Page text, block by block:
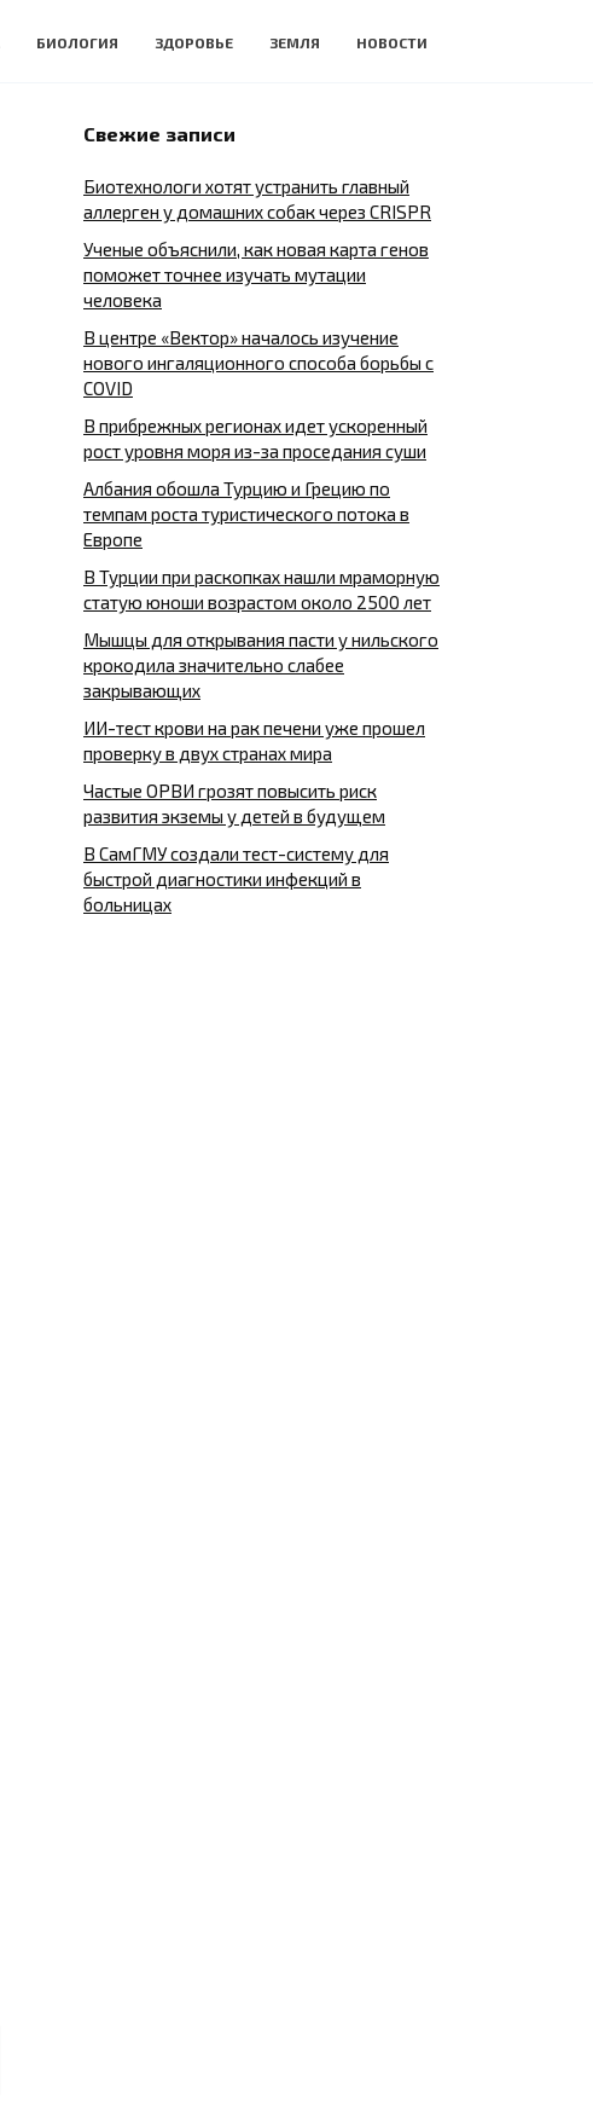
БИОЛОГИЯ ЗДОРОВЬЕ ЗЕМЛЯ НОВОСТИ
Свежие записи
Биотехнологи хотят устранить главный
аллерген у домашних собак через CRISPR
Ученые объяснили, как новая карта генов
поможет точнее изучать мутации
человека
В центре «Вектор» началось изучение
нового ингаляционного способа борьбы с
COVID
В прибрежных регионах идет ускоренный
рост уровня моря из-за проседания суши
Албания обошла Турцию и Грецию по
темпам роста туристического потока в
Европе
В Турции при раскопках нашли мраморную
статую юноши возрастом около 2500 лет
Мышцы для открывания пасти у нильского
крокодила значительно слабее
закрывающих
ИИ-тест крови на рак печени уже прошел
проверку в двух странах мира
Частые ОРВИ грозят повысить риск
развития экземы у детей в будущем
В СамГМУ создали тест-систему для
быстрой диагностики инфекций в
больницах